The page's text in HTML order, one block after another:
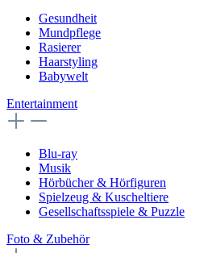
Gesundheit
Mundpflege
Rasierer
Haarstyling
Babywelt
Entertainment
Blu-ray
Musik
Hörbücher & Hörfiguren
Spielzeug & Kuscheltiere
Gesellschaftsspiele & Puzzle
Foto & Zubehör